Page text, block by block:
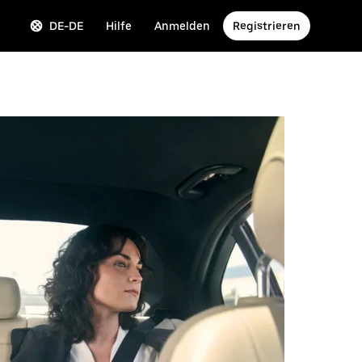
DE-DE Hilfe Anmelden Registrieren